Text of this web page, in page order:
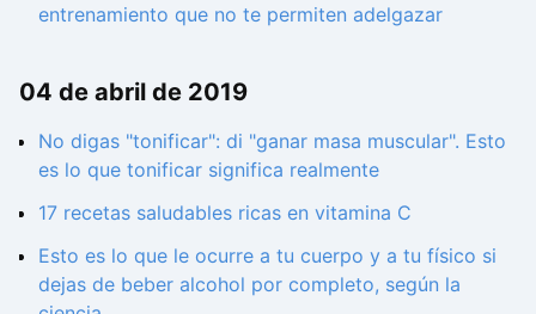
entrenamiento que no te permiten adelgazar
04 de abril de 2019
No digas "tonificar": di "ganar masa muscular". Esto
es lo que tonificar significa realmente
17 recetas saludables ricas en vitamina C
Esto es lo que le ocurre a tu cuerpo y a tu físico si
dejas de beber alcohol por completo, según la